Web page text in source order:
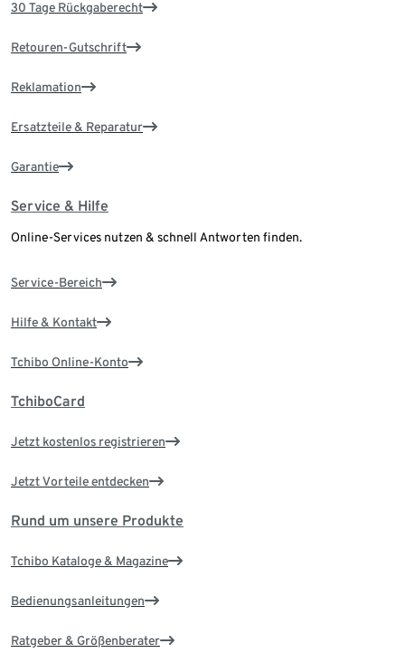
30 Tage Rückgaberecht
Retouren-Gutschrift
Reklamation
Ersatzteile & Reparatur
Garantie
Service & Hilfe
Online-Services nutzen & schnell Antworten finden.
Service-Bereich
Hilfe & Kontakt
Tchibo Online-Konto
TchiboCard
Jetzt kostenlos registrieren
Jetzt Vorteile entdecken
Rund um unsere Produkte
Tchibo Kataloge & Magazine
Bedienungsanleitungen
Ratgeber & Größenberater